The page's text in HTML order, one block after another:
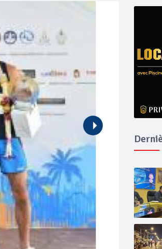
et des excursions en mer
de Songkran